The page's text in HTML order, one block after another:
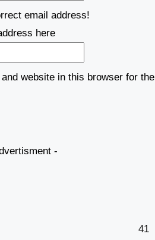
email address!
here
website in this browser for the
-
41